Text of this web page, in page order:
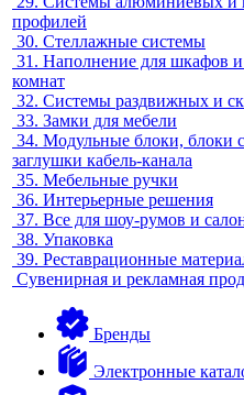
профилей
30. Стеллажные системы
31. Наполнение для шкафов
комнат
32. Системы раздвижных и
33. Замки для мебели
34. Модульные блоки, блоки
заглушки кабель-канала
35. Мебельные ручки
36. Интерьерные решения
37. Все для шоу-румов и
38. Упаковка
39. Реставрационные
Сувенирная и рекламная
Бренды
Электронные